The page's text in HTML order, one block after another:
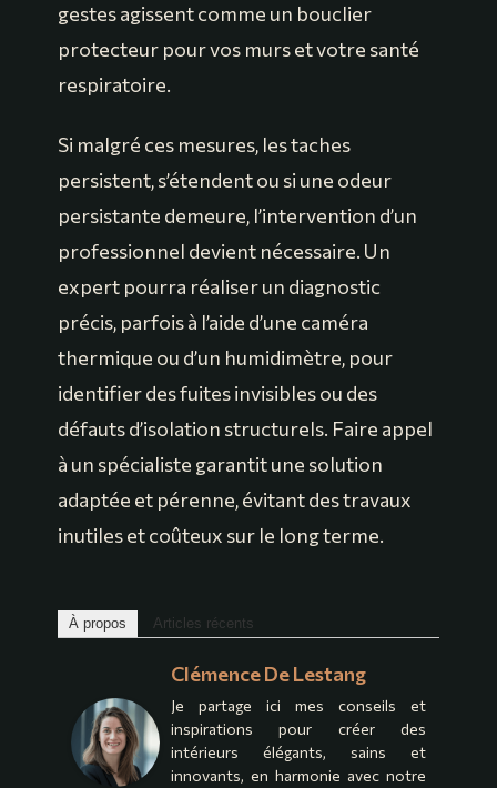
gestes agissent comme un bouclier
protecteur pour vos murs et votre santé
respiratoire.
Si malgré ces mesures, les taches
persistent, s’étendent ou si une odeur
persistante demeure, l’intervention d’un
professionnel devient nécessaire. Un
expert pourra réaliser un diagnostic
précis, parfois à l’aide d’une caméra
thermique ou d’un humidimètre, pour
identifier des fuites invisibles ou des
défauts d’isolation structurels. Faire appel
à un spécialiste garantit une solution
adaptée et pérenne, évitant des travaux
inutiles et coûteux sur le long terme.
À propos Articles récents
Clémence De Lestang
Je partage ici mes conseils et
inspirations pour créer des
intérieurs élégants, sains et
innovants, en harmonie avec notre